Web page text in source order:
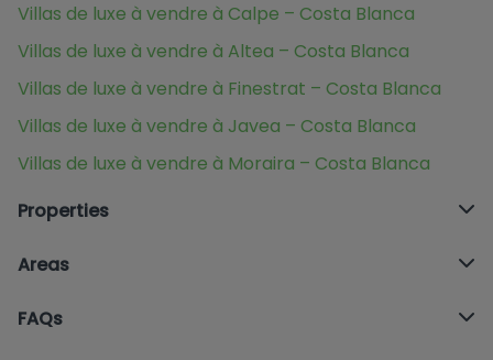
Villas de luxe à vendre à Calpe – Costa Blanca
Villas de luxe à vendre à Altea – Costa Blanca
Villas de luxe à vendre à Finestrat – Costa Blanca
Villas de luxe à vendre à Javea – Costa Blanca
Villas de luxe à vendre à Moraira – Costa Blanca
Properties
Areas
FAQs